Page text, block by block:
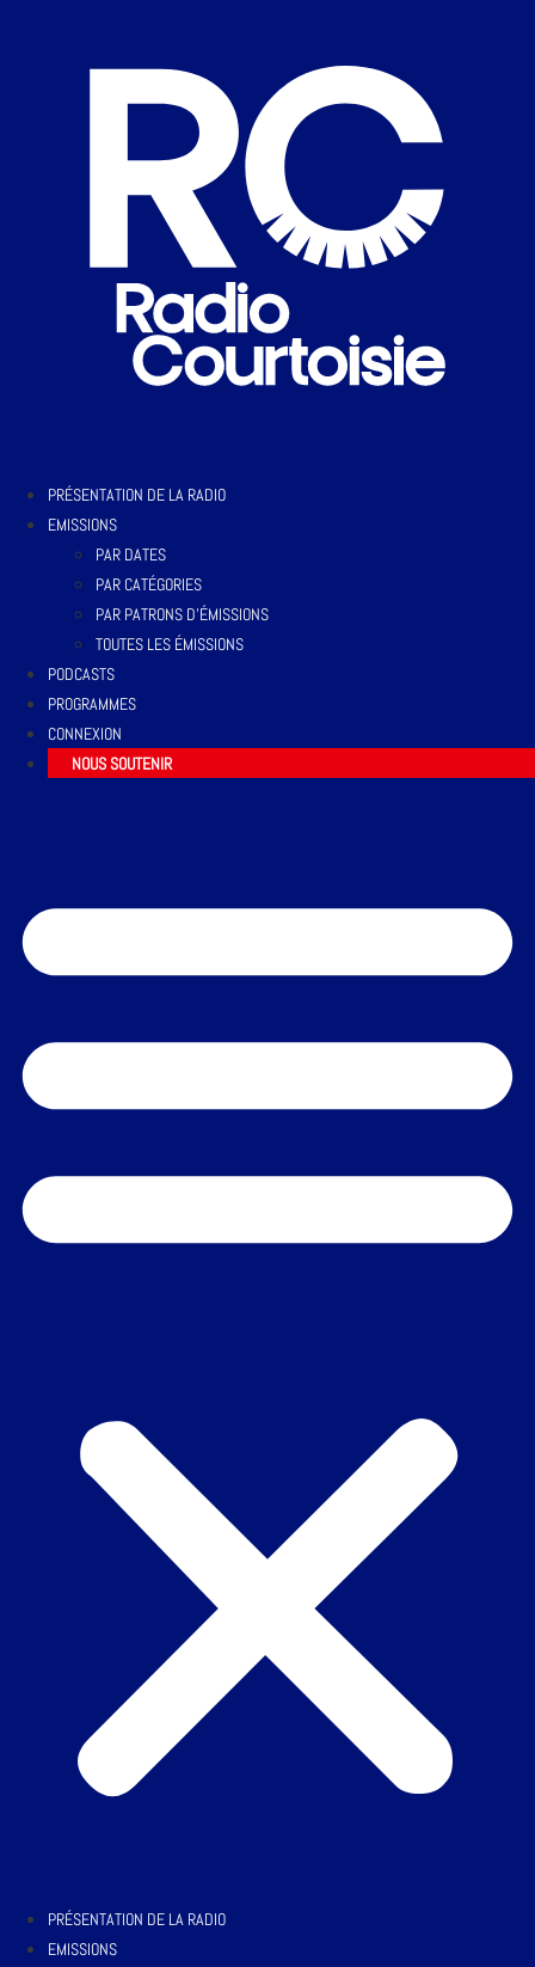
PRÉSENTATION DE LA RADIO
EMISSIONS
PAR DATES
PAR CATÉGORIES
PAR PATRONS D’ÉMISSIONS
TOUTES LES ÉMISSIONS
PODCASTS
PROGRAMMES
CONNEXION
NOUS SOUTENIR
PRÉSENTATION DE LA RADIO
EMISSIONS